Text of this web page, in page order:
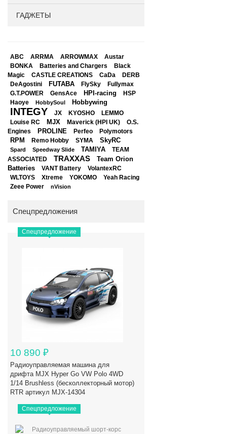
ГАДЖЕТЫ
ABC ARRMA ARROWMAX Austar
BONKA Batteries and Chargers
Black
Magic
CASTLE CREATIONS CaDa DERB
DeAgostini FUTABA FlySky Fullymax
G.T.POWER GensAce HPI-racing
HSP
Haoye
HobbySoul Hobbywing
INTEGY JX KYOSHO
LEMMO
Louise RC
MJX Maverick (HPI UK)
O.S.
Engines
PROLINE Perfeo Polymotors
RPM Remo Hobby SYMA SkyRC
Spard Speedway Slide TAMIYA
TEAM
ASSOCIATED
TRAXXAS
Team Orion
Batteries
VANT Battery VolantexRC
WLTOYS Xtreme YOKOMO Yeah Racing
Zeee Power nVision
Спецпредложения
Спецпредложение
10 890 ₽
Радиоуправляемая машина для
дрифта MJX Hyper Go VW Polo 4WD
1/14 Brushless (бесколлекторный мотор)
RTR артикул MJX-14304
Спецпредложение